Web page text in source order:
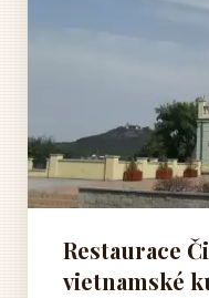
Restaurace
vietnamské